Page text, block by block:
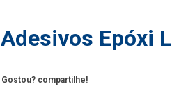
Adesivos Epóxi
Gostou? compartilhe!